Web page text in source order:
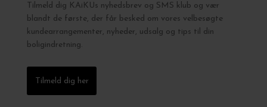
Tilmeld dig KAiKUs nyhedsbrev og SMS klub og vær
blandt de første, der får besked om vores velbesøgte
kundearrangementer, nyheder, udsalg og tips til din
boligindretning.
Tilmeld dig her